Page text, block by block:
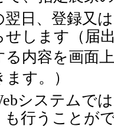
翌日、登録又
せします（届
る内容を画面
す。）
システムで
も行うことが